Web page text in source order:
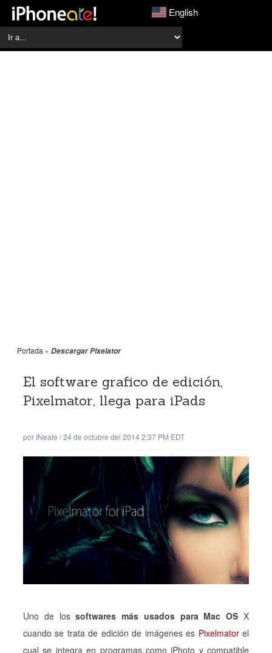
English
Portada » Descargar Pixelator
El software grafico de edición,
Pixelmator, llega para iPads
por INeate /24 de octubre del 2014 2:37 PM EDT
Uno de lossoftwares más usados para Mac OS X
cuando se trata de edición de imágenes es Pixelmatorel
cual se integra en programas como iPhoto y compatible